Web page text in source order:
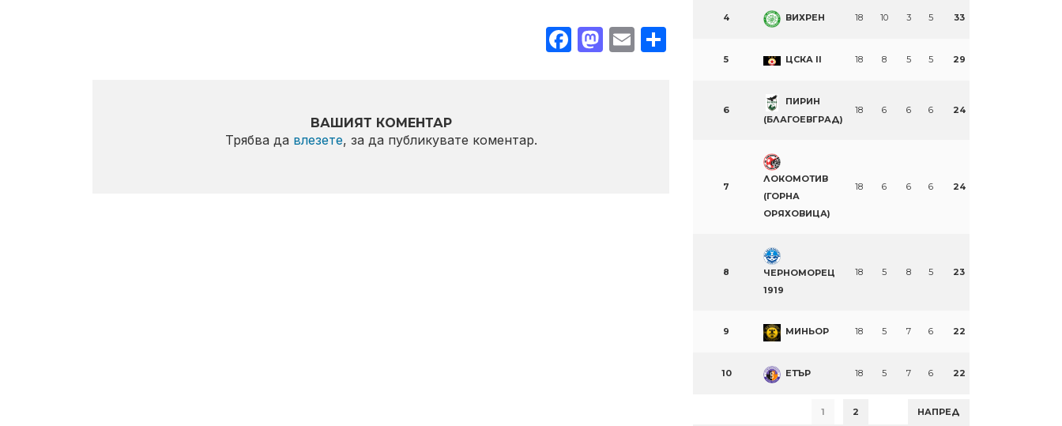
Facebook
Mastodon
Email
ВАШИЯТ КОМЕНТАР
Трябва да влезете, за да публикувате коментар.
4 ВИХРЕН 18 10 3 5 33
5 ЦСКА II 18 8 5 5 29
6
ПИРИН
(БЛАГОЕВГРАД)
18 6 6 6 24
7
ЛОКОМОТИВ
(ГОРНА
ОРЯХОВИЦА)
18 6 6 6 24
8
ЧЕРНОМОРЕЦ
1919
18 5 8 5 23
9 МИНЬОР 18 5 7 6 22
10 ЕТЪР 18 5 7 6 22
1 2 НАПРЕД